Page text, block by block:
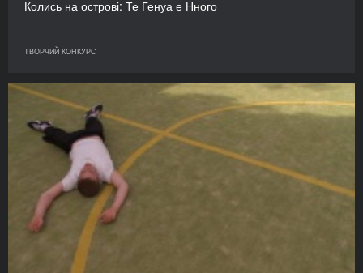
Колись на острові: Те Генуа е Нного
ТВОРЧИЙ КОНКУРС